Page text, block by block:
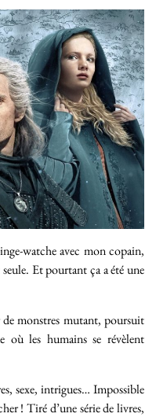
watche avec mon copain,
Et pourtant ça a été une
monstres mutant, poursuit
où les humains se révèlent
sexe, intrigues… Impossible
! Tiré d’une série de livres,